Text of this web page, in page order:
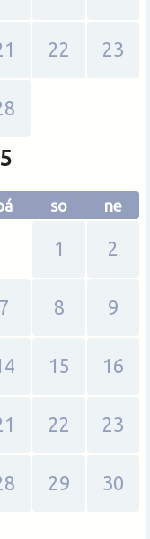
22 23
so ne
1 2
7 8 9
15 16
22 23
29 30